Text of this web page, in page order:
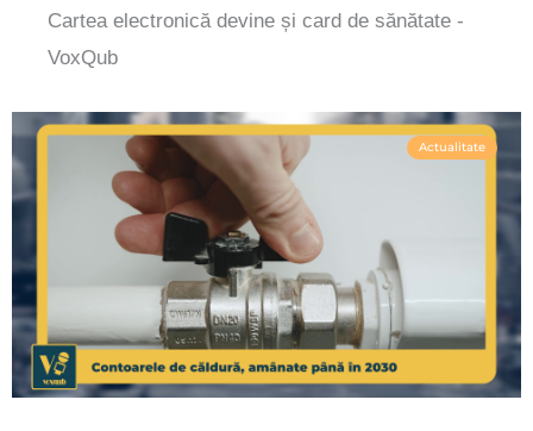
Cartea electronică devine și card de sănătate -
VoxQub
Actualitate